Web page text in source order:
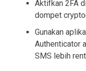
Aktifkan 2FA
dompet
Gunakan
Authenticator
SMS lebih